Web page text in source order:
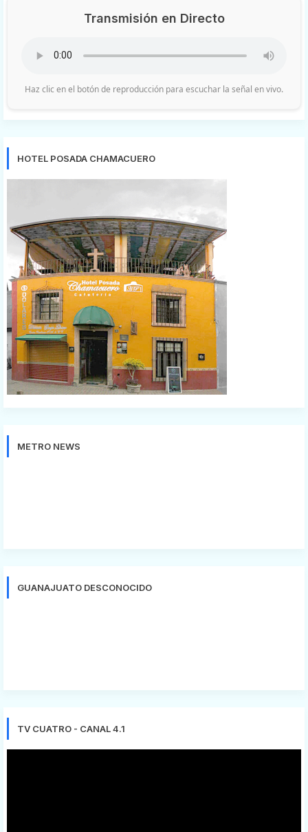
Transmisión en Directo
Haz clic en el botón de reproducción para escuchar la señal en vivo.
HOTEL POSADA CHAMACUERO
METRO NEWS
GUANAJUATO DESCONOCIDO
TV CUATRO - CANAL 4.1